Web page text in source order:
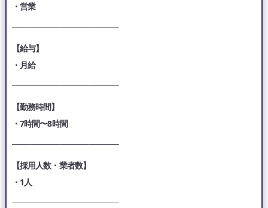
・営業
【給与】
・月給
【勤務時間】
・7時間〜8時間
【採用人数・業者数】
・1人